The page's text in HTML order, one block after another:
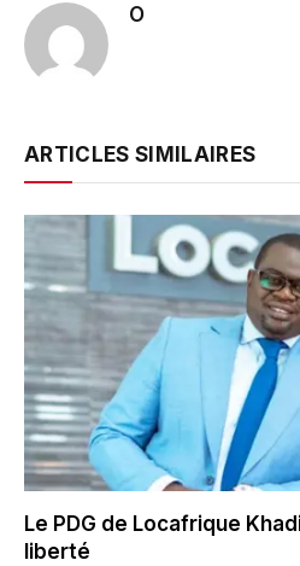
O
ARTICLES SIMILAIRES
Le PDG de Locafrique
liberté